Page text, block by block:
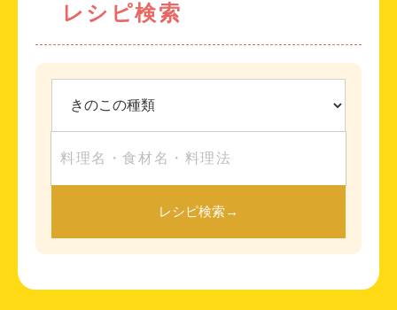
レシピ検索
レシピ検索→